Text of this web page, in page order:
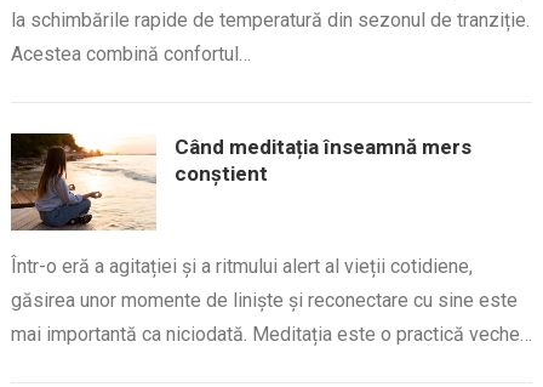
la schimbările rapide de temperatură din sezonul de tranziție.
Acestea combină confortul…
Când meditația înseamnă mers
conștient
Într-o eră a agitației și a ritmului alert al vieții cotidiene,
găsirea unor momente de liniște și reconectare cu sine este
mai importantă ca niciodată. Meditația este o practică veche…